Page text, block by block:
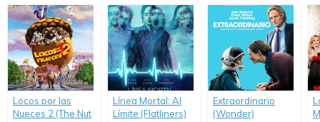
Locos por las
Nueces 2 (The Nut
Línea Mortal: Al
Límite (Flatliners)
Extraordinario
(Wonder)